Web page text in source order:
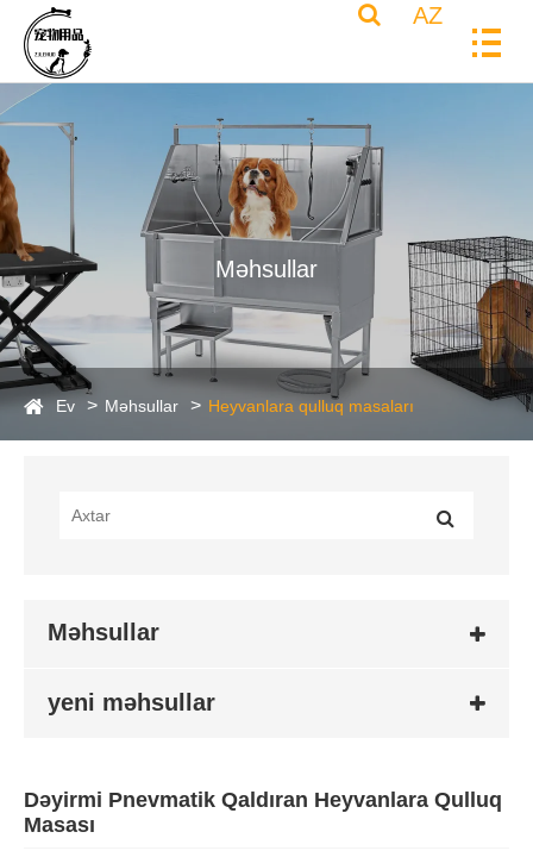
AZ
Məhsullar
Ev Məhsullar Heyvanlara qulluq masaları
Məhsullar
yeni məhsullar
Dəyirmi Pnevmatik Qaldıran Heyvanlara Qulluq
Masası